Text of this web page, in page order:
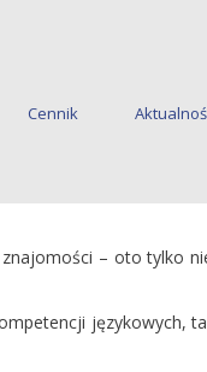
Cennik
– oto tylko
językowych,